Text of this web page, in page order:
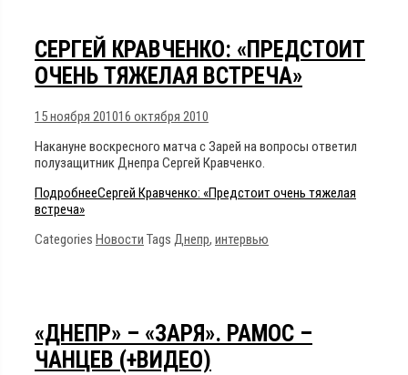
СЕРГЕЙ КРАВЧЕНКО: «ПРЕДСТОИТ
ОЧЕНЬ ТЯЖЕЛАЯ ВСТРЕЧА»
15 ноября 201016 октября 2010
Накануне воскресного матча с Зарей на вопросы ответил
полузащитник Днепра Сергей Кравченко.
ПодробнееСергей Кравченко: «Предстоит очень тяжелая
встреча»
Categories Новости Tags Днепр, интервью
«ДНЕПР» – «ЗАРЯ». РАМОС –
ЧАНЦЕВ (+ВИДЕО)